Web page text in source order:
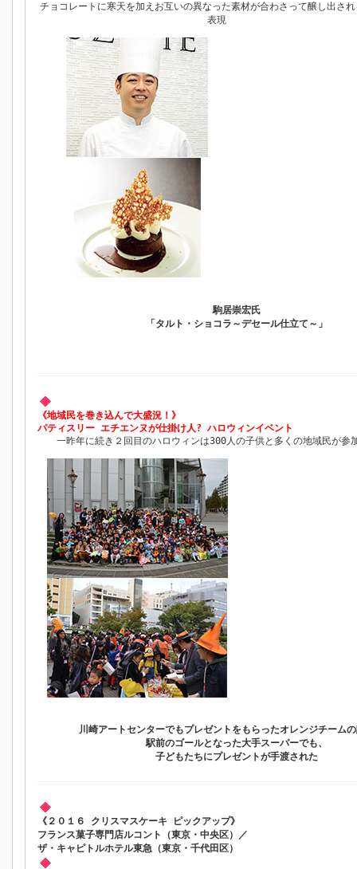
チョコレートに寒天を加えお互いの異なった素材が合わさって醸し出さ
表現
駒居崇宏氏
「タルト・ショコラ～デセール仕立て～」
《地域民を巻き込んで大盛況！》
パティスリー エチエンヌが仕掛け人? ハロウィンイベント
一昨年に続き２回目のハロウィンは300人の子供と多くの地域民が参
川崎アートセンターでもプレゼントをもらったオレンジチーム
駅前のゴールとなった大手スーパーでも、
子どもたちにプレゼントが手渡された
《２０１６ クリスマスケーキ ピックアップ》
フランス菓子専門店ルコント（東京・中央区）／
ザ・キャピトルホテル東急（東京・千代田区）